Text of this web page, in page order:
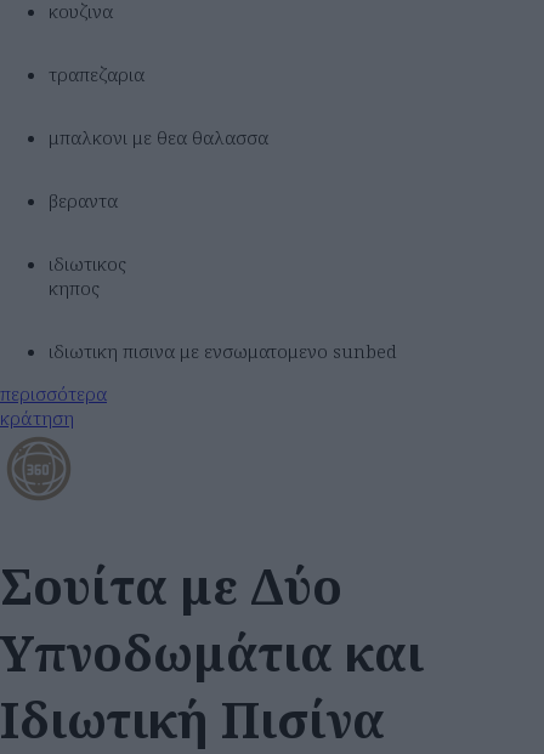
κουζινα
τραπεζαρια
μπαλκονι με θεα θαλασσα
βεραντα
ιδιωτικος
κηπος
ιδιωτικη πισινα με ενσωματομενο sunbed
περισσότερα
κράτηση
Σουίτα με Δύο
Υπνοδωμάτια και
Ιδιωτική Πισίνα